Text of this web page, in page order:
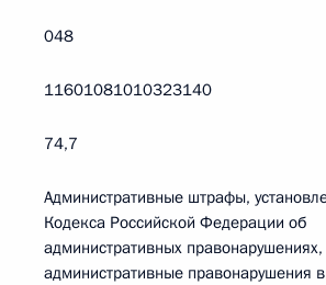
048
11601081010323140
74,7
Административные штрафы,
Кодекса Российской Федерации об
административных
административные правонарушения